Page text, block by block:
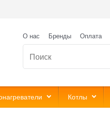
О нас Бренды Оплата
Котлы